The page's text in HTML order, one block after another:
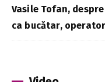
Vasile Tofan,
ca bucătar,